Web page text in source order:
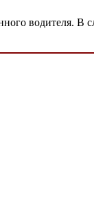
водителя. В